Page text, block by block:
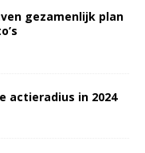
gezamenlijk plan
actieradius in 2024